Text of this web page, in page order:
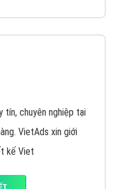
tư ấn am hiểu về
tư vấn bạn giải pháp
nhất